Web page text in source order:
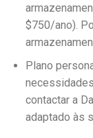
$750/ano) .
Plano
contactar a
adaptado às